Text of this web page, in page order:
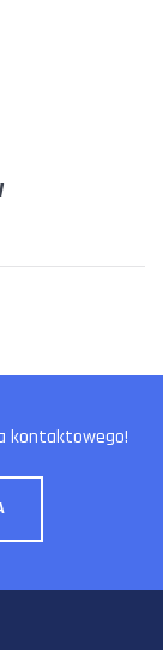
kontaktowego!